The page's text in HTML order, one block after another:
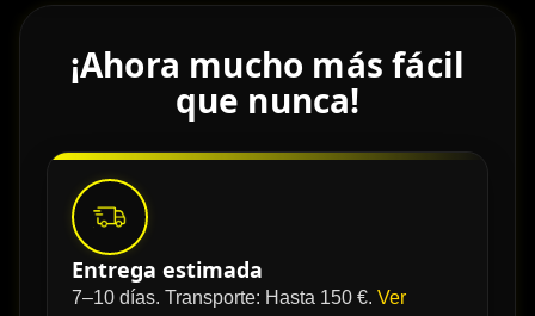
¡Ahora mucho más fácil
que nunca!
Entrega estimada
7–10 días. Transporte: Hasta 150 €. Ver